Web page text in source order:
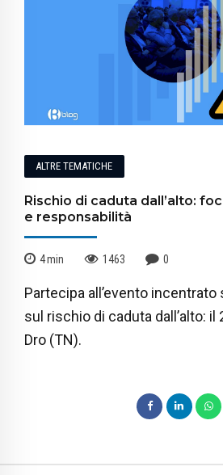
ALTRE TEMATICHE
Rischio di caduta dall’alto:
e responsabilità
4min 1463 0
Partecipa all’evento incentrato
sul rischio di caduta dall’alto:
Dro (TN).